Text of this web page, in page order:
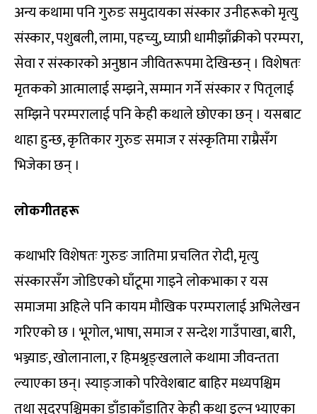
अन्य कथामा पनि गुरुङ समुदायका संस्कार उनीहरूको मृत्यु
संस्कार, पशुबली, लामा, पहच्यु, घ्याप्री धामीझाँक्रीको परम्परा,
सेवा र संस्कारको अनुष्ठान जीवितरूपमा देखिन्छन् । विशेषतः
मृतकको आत्मालाई सम्झने, सम्मान गर्ने संस्कार र पितृलाई
सम्झिने परम्परालाई पनि केही कथाले छोएका छन् । यसबाट
थाहा हुन्छ, कृतिकार गुरुङ समाज र संस्कृतिमा राम्रैसँग
भिजेका छन् ।
लोकगीतहरू
कथाभरि विशेषतः गुरुङ जातिमा प्रचलित रोदी, मृत्यु
संस्कारसँग जोडिएको घाँटूमा गाइने लोकभाका र यस
समाजमा अहिले पनि कायम मौखिक परम्परालाई अभिलेखन
गरिएको छ । भूगोल, भाषा, समाज र सन्देश गाउँपाखा, बारी,
भञ्ज्याङ, खोलानाला, र हिमश्रृङ्खलाले कथामा जीवन्तता
ल्याएका छन्। स्याङ्जाको परिवेशबाट बाहिर मध्यपश्चिम